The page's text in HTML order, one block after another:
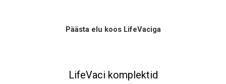
Päästa elu koos LifeVaciga
LifeVaci komplektid